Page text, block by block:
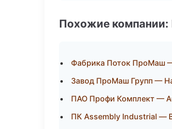
Похожие компании:
Фабрика Поток ПроМаш
Завод ПроМаш Групп —
ПАО Профи Комплект —
ПК Assembly Industrial —